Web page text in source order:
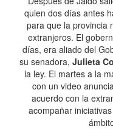
quien dos días antes
para que la provincia
extranjeros. El
días, era aliado del
su senadora, Julieta
la ley. El martes a la
con un video
acuerdo con la
acompañar